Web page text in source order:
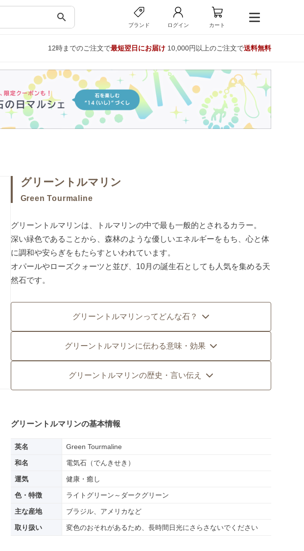
search
ブランド ログイン カート
12時までのご注文で最短翌日にお届け10,000円以上のご注文で送料無料
グリーントルマリン
Green Tourmaline
グリーントルマリンは、トルマリンの中で最も一般的とされるカラー。
深い緑色であることから、森林のような優しいエネルギーをもち、心と体
に調和や安らぎをもたらすといわれています。
オパールやローズクォーツと並び、10月の誕生石としても人気を集める天
然石です。
グリーントルマリンってどんな石？
グリーントルマリンに伝わる意味・効果
グリーントルマリンの歴史・言い伝え
グリーントルマリンの基本情報
英名 Green Tourmaline
和名 電気石（でんきせき）
運気 健康・癒し
色・特徴 ライトグリーン～ダークグリーン
主な産地 ブラジル、アメリカなど
取り扱い 変色のおそれがあるため、長時間日光にさらさないでください